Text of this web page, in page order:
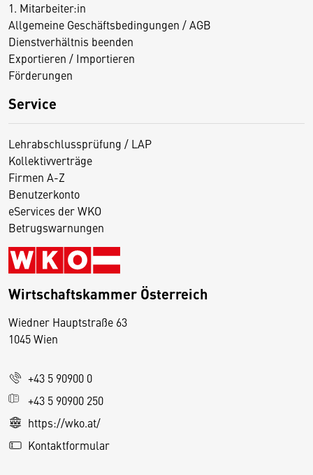
1. Mitarbeiter:in
Allgemeine Geschäftsbedingungen / AGB
Dienstverhältnis beenden
Exportieren / Importieren
Förderungen
Service
Lehrabschlussprüfung / LAP
Kollektivverträge
Firmen A-Z
Benutzerkonto
eServices der WKO
Betrugswarnungen
Wirtschaftskammer Österreich
Wiedner Hauptstraße 63
1045 Wien
+43 5 90900 0
+43 5 90900 250
https://wko.at/
Kontaktformular
D
s
e
S
e